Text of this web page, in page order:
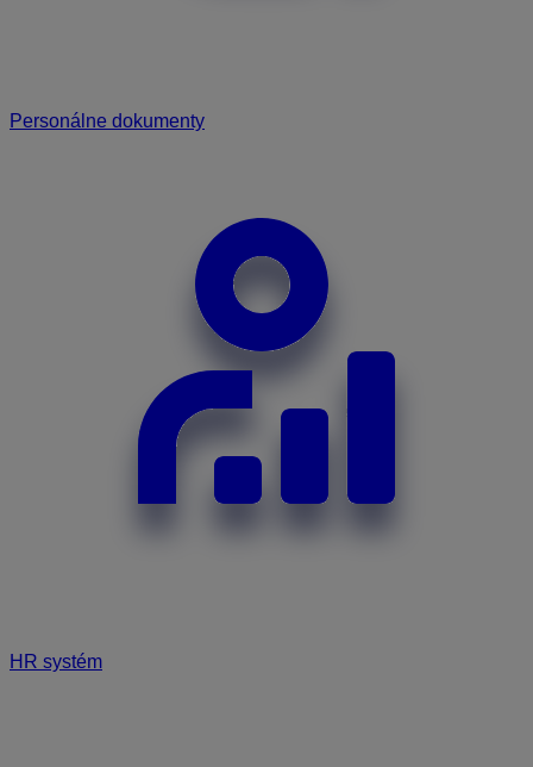
Personálne dokumenty
HR systém